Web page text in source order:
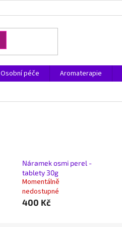
Osobní péče Aromaterapie
Náramek osmi perel -
tablety 30g
Momentálně
nedostupné
400 Kč